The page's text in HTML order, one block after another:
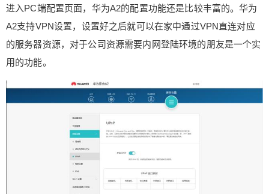
进入PC端配置页面，华为A2的配置功能还是比较丰富的。华为
A2支持VPN设置，设置好之后就可以在家中通过VPN直连对应
的服务器资源，对于公司资源需要内网登陆环境的朋友是一个实
用的功能。